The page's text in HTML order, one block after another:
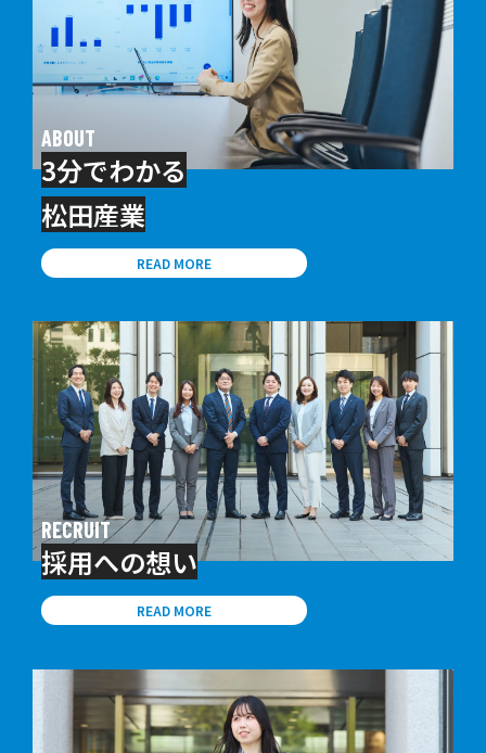
ABOUT
3分でわかる
松田産業
READ MORE
RECRUIT
採用への想い
READ MORE